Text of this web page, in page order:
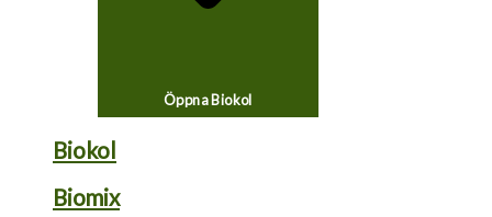
Öppna Biokol
Biokol
Biomix